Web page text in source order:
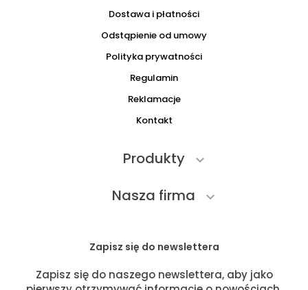
Dostawa i płatności
Odstąpienie od umowy
Polityka prywatności
Regulamin
Reklamacje
Kontakt
Produkty 
Nasza firma 
Zapisz się do newslettera
Zapisz się do naszego newslettera, aby jako